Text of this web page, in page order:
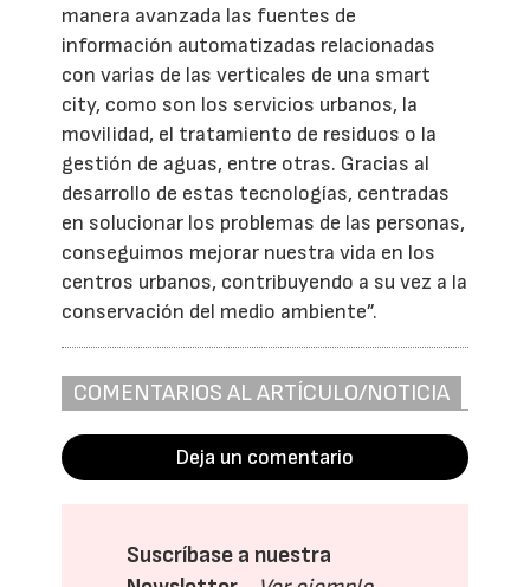
manera avanzada las fuentes de
información automatizadas relacionadas
con varias de las verticales de una smart
city, como son los servicios urbanos, la
movilidad, el tratamiento de residuos o la
gestión de aguas, entre otras. Gracias al
desarrollo de estas tecnologías, centradas
en solucionar los problemas de las personas,
conseguimos mejorar nuestra vida en los
centros urbanos, contribuyendo a su vez a la
conservación del medio ambiente”.
COMENTARIOS AL ARTÍCULO/NOTICIA
Deja un comentario
Suscríbase a nuestra